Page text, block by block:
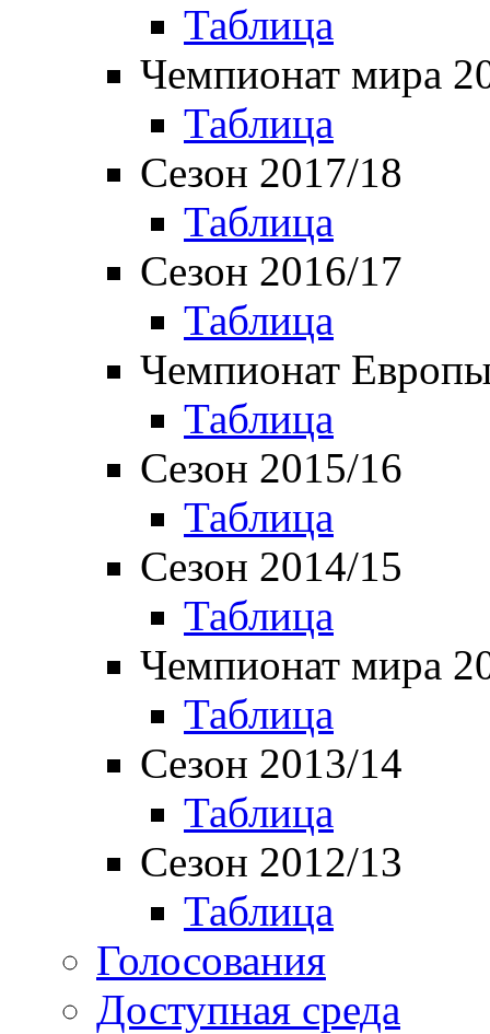
Таблица
Чемпионат мира
Таблица
Сезон 2017/18
Таблица
Сезон 2016/17
Таблица
Чемпионат
Таблица
Сезон 2015/16
Таблица
Сезон 2014/15
Таблица
Чемпионат мира
Таблица
Сезон 2013/14
Таблица
Сезон 2012/13
Таблица
Голосования
Доступная среда